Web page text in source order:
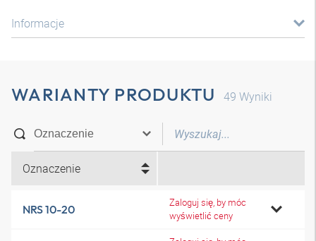
Informacje
WARIANTY PRODUKTU 49 Wyniki
Oznaczenie
NRS 10-20
Zaloguj się, by móc
wyświetlić ceny